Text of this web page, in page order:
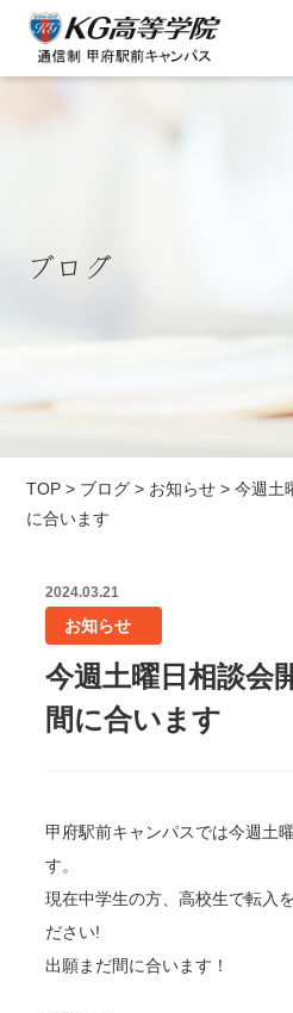
ブログ
TOP > ブログ > お知らせ >今週土
に合います
2024.03.21
お知らせ
今週土曜日相談会
間に合います
甲府駅前キャンパスでは今週土
す。
現在中学生の方、高校生で転入
ださい!
出願まだ間に合います！